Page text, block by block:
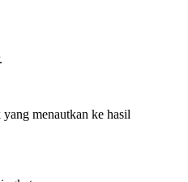
menautkan ke hasil